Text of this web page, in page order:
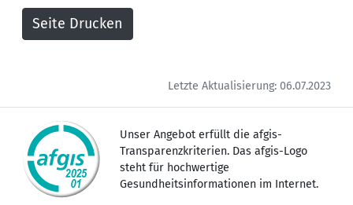
Letzte Aktualisierung: 06.07.2023
Unser Angebot erfüllt die afgis-
Transparenzkriterien. Das afgis-Logo
steht für hochwertige
Gesundheitsinformationen im Internet.